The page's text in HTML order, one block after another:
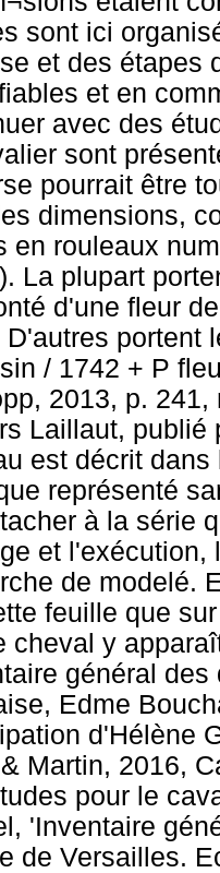
sont ici
et des étapes
et en
avec des
sont
pourrait être
dimensions,
en rouleaux
La plupart
d'une fleur
D'autres portent
/ 1742 + P
2013, p.
Laillaut, publié
est décrit
représenté
à la série
et l'exécution,
de modelé.
feuille que
cheval y
général
Edme
d'Hélène
Martin, 2016,
pour le
'Inventaire
de Versailles.